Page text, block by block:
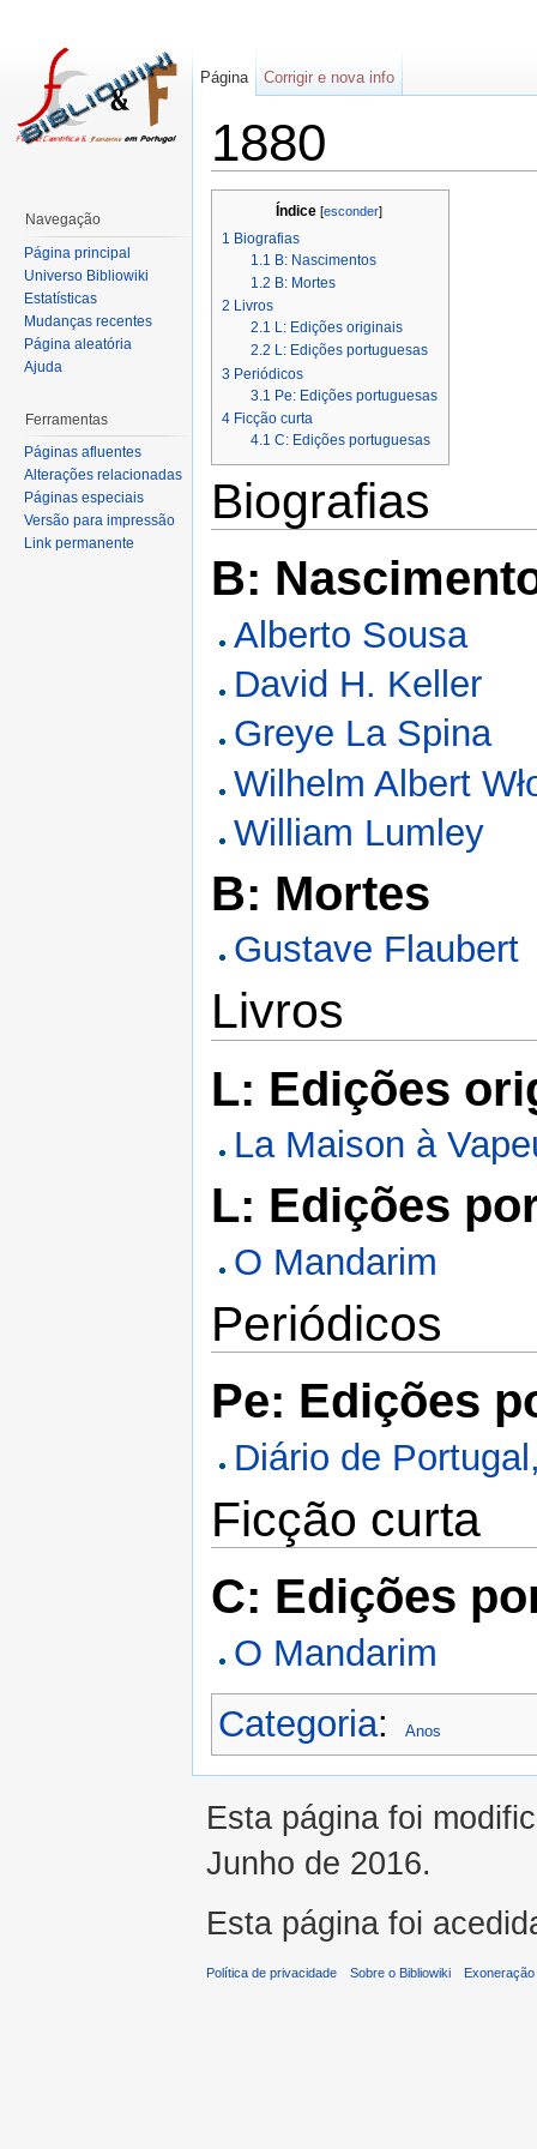
1880
Índice[esconder]
1 Biografias
1.1 B: Nascimentos
1.2 B: Mortes
2 Livros
2.1 L: Edições originais
2.2 L: Edições portuguesas
3 Periódicos
3.1 Pe: Edições portuguesas
4 Ficção curta
4.1 C: Edições portuguesas
Biografias
B:
Alberto Sousa
David H. Keller
Greye La Spina
Wilhelm Albert
William Lumley
B: Mortes
Gustave Flaubert
Livros
L: Edições
La Maison à
L: Edições
O Mandarim
Periódicos
Pe: Edições
Diário de
Ficção curta
C: Edições
O Mandarim
Categoria: Anos
Página Corrigir e nova info
Navegação
Página principal
Universo Bibliowiki
Estatísticas
Mudanças recentes
Página aleatória
Ajuda
Ferramentas
Páginas afluentes
Alterações relacionadas
Páginas especiais
Versão para impressão
Link permanente
Esta página foi
Junho de 2016.
Esta página foi
Política de privacidade Sobre o Bibliowiki